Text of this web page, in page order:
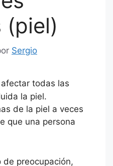
(piel)
Sergio
la piel.
de la piel a veces
que una persona